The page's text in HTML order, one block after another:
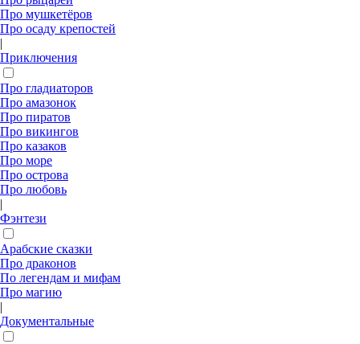
Про мушкетёров
Про осаду крепостей
|
Приключения
Про гладиаторов
Про амазонок
Про пиратов
Про викингов
Про казаков
Про море
Про острова
Про любовь
|
Фэнтези
Арабские сказки
Про драконов
По легендам и мифам
Про магию
|
Документальные